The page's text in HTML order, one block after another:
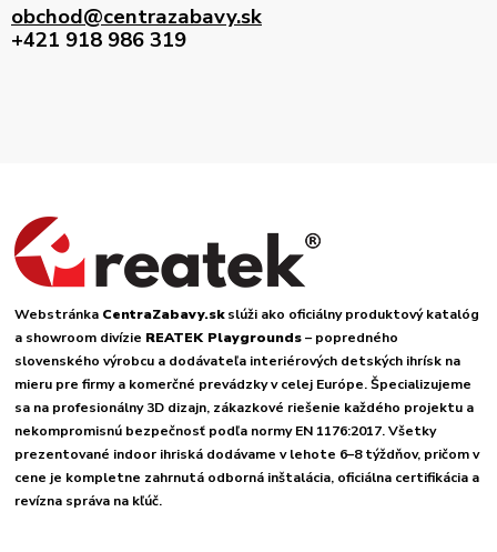
obchod@centrazabavy.sk
+421 918 986 319
Webstránka CentraZabavy.skslúži ako oficiálny produktový katalóg
a showroom divízie REATEK Playgrounds– popredného
slovenského výrobcu a dodávateľa interiérových detských ihrísk na
mieru pre firmy a komerčné prevádzky v celej Európe. Špecializujeme
sa na profesionálny 3D dizajn, zákazkové riešenie každého projektu a
nekompromisnú bezpečnosť podľa normy EN 1176:2017. Všetky
prezentované indoor ihriská dodávame v lehote 6–8 týždňov, pričom v
cene je kompletne zahrnutá odborná inštalácia, oficiálna certifikácia a
revízna správa na kľúč.